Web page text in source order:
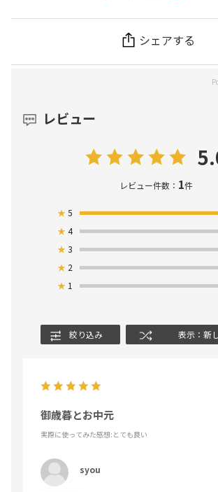
シェアする
レビュー
レビュー件数： 1件
★5
★4
★3
★ 2
★ 1
絞り込み 表示：新
御歳暮とお中元
実際に使ってみた感想:とても良い
syou